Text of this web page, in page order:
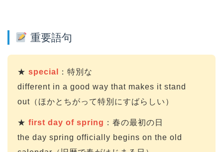
重要語句
★ special
：特別な
different in a good way that makes it stand
out（ほかとちがって特別にすばらしい）
★ first day of spring ：春の最初の日
the day spring officially begins on the old